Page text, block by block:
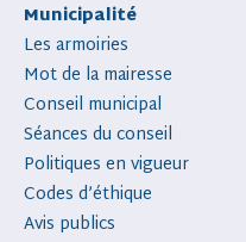
Municipalité
Les armoiries
Mot de la mairesse
Conseil municipal
Séances du conseil
Politiques en vigueur
Codes d’éthique
Avis publics